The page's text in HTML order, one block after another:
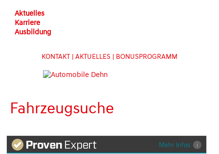
Aktuelles
Karriere
Ausbildung
KONTAKT | AKTUELLES | BONUSPROGRAMM
Fahrzeugsuche
Mehr Infos